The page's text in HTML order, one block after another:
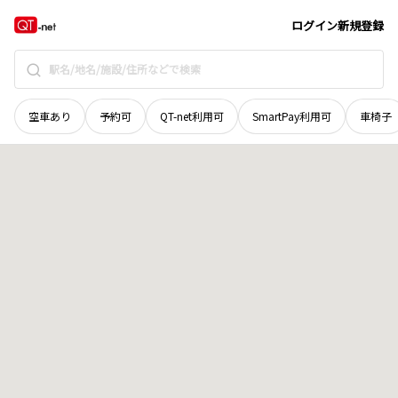
ログイン新規登録
空車あり 予約可 QT-net利用可 SmartPay利用可 車椅子
北海道